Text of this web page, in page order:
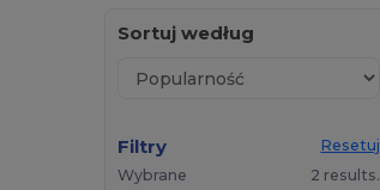
Sortuj według
Filtry
Resetuj
Wybrane
2 results.